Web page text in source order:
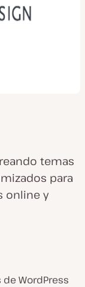
temas
para
online y
WordPress